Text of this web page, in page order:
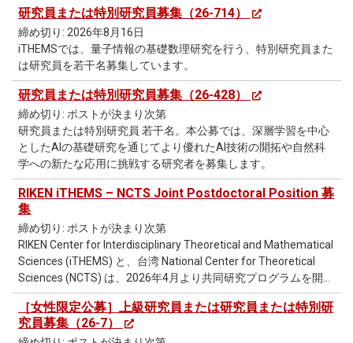
研究員または特別研究員募集（26-714）
締め切り: 2026年8月16日
iTHEMSでは、量子情報の基礎数理研究を行う、特別研究員また
は研究員を若干名募集しています。
研究員または特別研究員募集（26-428）
締め切り: ポストが決まり次第
研究員または特別研究員 若干名。本公募では、深層学習を中心
としたAIの基礎研究を通じてより優れたAI技術の開拓や自然科
学への新たな応用に挑戦する研究者を募集します。
RIKEN iTHEMS – NCTS Joint Postdoctoral Position 募
集
締め切り: ポストが決まり次第
RIKEN Center for Interdisciplinary Theoretical and Mathematical
Sciences (iTHEMS) と、台湾 National Center for Theoretical
Sciences (NCTS) は、2026年4月より共同研究プログラムを開始
し、「RIKEN iTHEMS – NCTS Joint Postdoctoral Position」を募
集しています。
［女性限定公募］上級研究員または研究員または特別研
究員募集（26-7）